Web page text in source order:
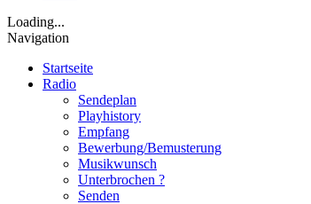
Loading...
Navigation
Startseite
Radio
Sendeplan
Playhistory
Empfang
Bewerbung/Bemusterung
Musikwunsch
Unterbrochen ?
Senden